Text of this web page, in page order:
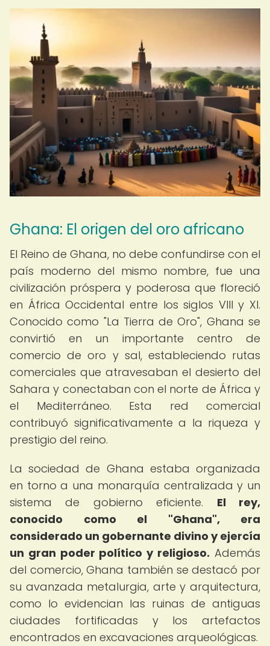
Ghana: El origen del oro africano
El Reino de Ghana, no debe confundirse con el
país moderno del mismo nombre, fue una
civilización próspera y poderosa que floreció
en África Occidental entre los siglos VIII y XI.
Conocido como "La Tierra de Oro", Ghana se
convirtió en un importante centro de
comercio de oro y sal, estableciendo rutas
comerciales que atravesaban el desierto del
Sahara y conectaban con el norte de África y
el Mediterráneo. Esta red comercial
contribuyó significativamente a la riqueza y
prestigio del reino.
La sociedad de Ghana estaba organizada
en torno a una monarquía centralizada y un
sistema de gobierno eficiente. El rey,
conocido como el "Ghana", era
considerado un gobernante divino y ejercía
un gran poder político y religioso. Además
del comercio, Ghana también se destacó por
su avanzada metalurgia, arte y arquitectura,
como lo evidencian las ruinas de antiguas
ciudades fortificadas y los artefactos
encontrados en excavaciones arqueológicas.